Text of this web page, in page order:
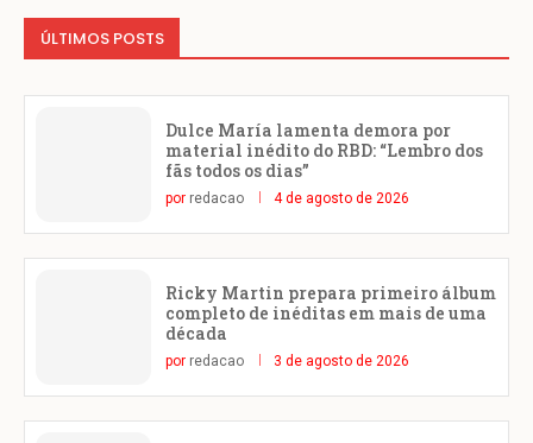
ÚLTIMOS POSTS
Dulce María lamenta demora por
material inédito do RBD: “Lembro dos
fãs todos os dias”
por redacao 4 de agosto de 2026
Ricky Martin prepara primeiro álbum
completo de inéditas em mais de uma
década
por redacao 3 de agosto de 2026